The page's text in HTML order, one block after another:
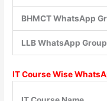
BHMCT WhatsApp
LLB WhatsApp
IT Course Wise